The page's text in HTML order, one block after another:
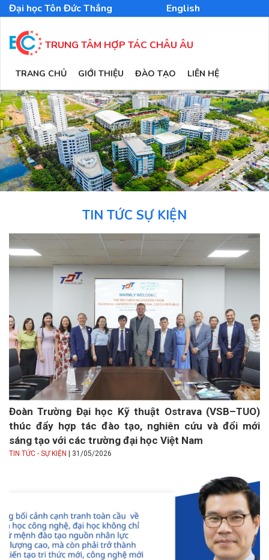
Nhảy
đến
dung
Đại học Tôn Đức Thắng English
TRUNG TÂM HỢP TÁC CHÂU ÂU
MAIN
NAVIGATION
TRANG CHỦ GIỚI THIỆU ĐÀO TẠO LIÊN HỆ
TIN TỨC SỰ KIỆN
Đoàn Trường Đại học Kỹ thuật Ostrava (VSB–TUO)
thúc đẩy hợp tác đào tạo, nghiên cứu và đổi mới
sáng tạo với các trường đại học Việt Nam
TIN TỨC - SỰ KIỆN | 31/05/2026